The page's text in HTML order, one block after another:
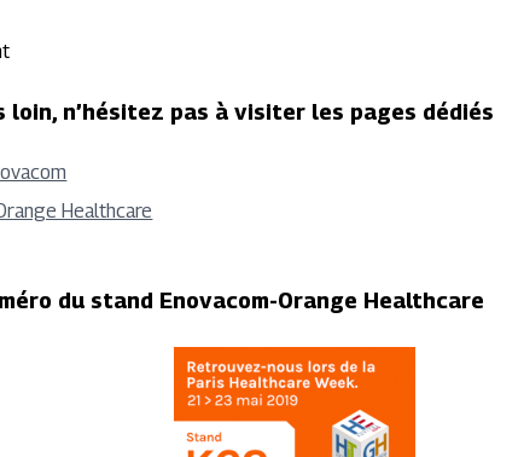
loin, n’hésitez pas à visiter les pages dédiés
Healthcare
du stand Enovacom-Orange Healthcare